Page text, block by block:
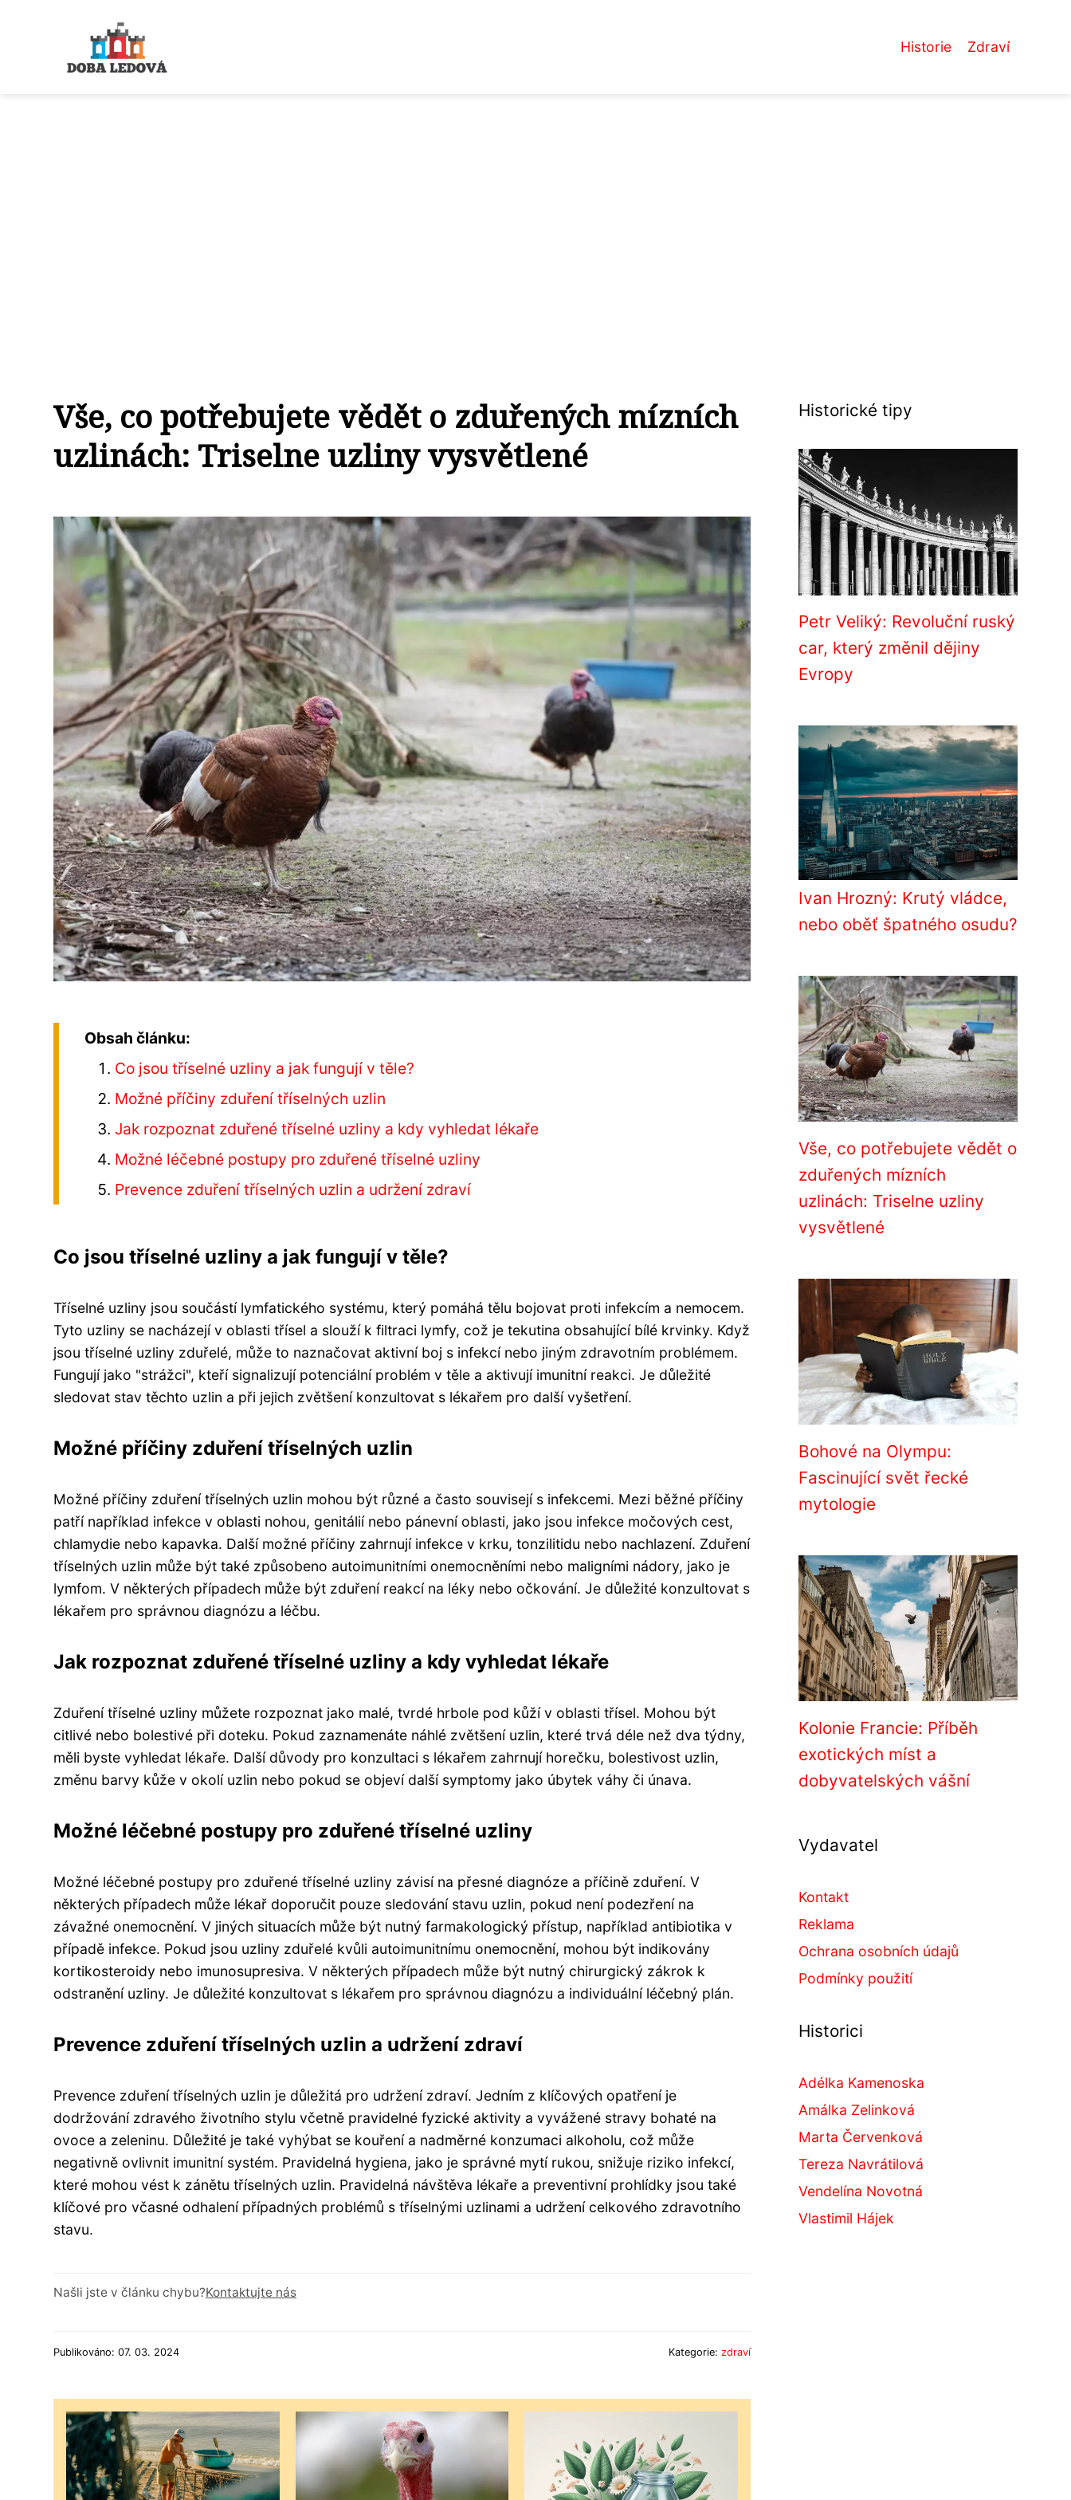
Historie Zdraví
Vše, co potřebujete vědět o zduřených mízních
uzlinách: Triselne uzliny vysvětlené
Obsah článku:
Co jsou tříselné uzliny a jak fungují v těle?
Možné příčiny zduření tříselných uzlin
Jak rozpoznat zduřené tříselné uzliny a kdy vyhledat lékaře
Možné léčebné postupy pro zduřené tříselné uzliny
Prevence zduření tříselných uzlin a udržení zdraví
Co jsou tříselné uzliny a jak fungují v těle?
Tříselné uzliny jsou součástí lymfatického systému, který pomáhá tělu bojovat proti infekcím a nemocem.
Tyto uzliny se nacházejí v oblasti třísel a slouží k filtraci lymfy, což je tekutina obsahující bílé krvinky. Když
jsou tříselné uzliny zduřelé, může to naznačovat aktivní boj s infekcí nebo jiným zdravotním problémem.
Fungují jako "strážci", kteří signalizují potenciální problém v těle a aktivují imunitní reakci. Je důležité
sledovat stav těchto uzlin a při jejich zvětšení konzultovat s lékařem pro další vyšetření.
Možné příčiny zduření tříselných uzlin
Možné příčiny zduření tříselných uzlin mohou být různé a často souvisejí s infekcemi. Mezi běžné příčiny
patří například infekce v oblasti nohou, genitálií nebo pánevní oblasti, jako jsou infekce močových cest,
chlamydie nebo kapavka. Další možné příčiny zahrnují infekce v krku, tonzilitidu nebo nachlazení. Zduření
tříselných uzlin může být také způsobeno autoimunitními onemocněními nebo maligními nádory, jako je
lymfom. V některých případech může být zduření reakcí na léky nebo očkování. Je důležité konzultovat s
lékařem pro správnou diagnózu a léčbu.
Jak rozpoznat zduřené tříselné uzliny a kdy vyhledat lékaře
Zduření tříselné uzliny můžete rozpoznat jako malé, tvrdé hrbole pod kůží v oblasti třísel. Mohou být
citlivé nebo bolestivé při doteku. Pokud zaznamenáte náhlé zvětšení uzlin, které trvá déle než dva týdny,
měli byste vyhledat lékaře. Další důvody pro konzultaci s lékařem zahrnují horečku, bolestivost uzlin,
změnu barvy kůže v okolí uzlin nebo pokud se objeví další symptomy jako úbytek váhy či únava.
Možné léčebné postupy pro zduřené tříselné uzliny
Možné léčebné postupy pro zduřené tříselné uzliny závisí na přesné diagnóze a příčině zduření. V
některých případech může lékař doporučit pouze sledování stavu uzlin, pokud není podezření na
závažné onemocnění. V jiných situacích může být nutný farmakologický přístup, například antibiotika v
případě infekce. Pokud jsou uzliny zduřelé kvůli autoimunitnímu onemocnění, mohou být indikovány
kortikosteroidy nebo imunosupresiva. V některých případech může být nutný chirurgický zákrok k
odstranění uzliny. Je důležité konzultovat s lékařem pro správnou diagnózu a individuální léčebný plán.
Prevence zduření tříselných uzlin a udržení zdraví
Prevence zduření tříselných uzlin je důležitá pro udržení zdraví. Jedním z klíčových opatření je
dodržování zdravého životního stylu včetně pravidelné fyzické aktivity a vyvážené stravy bohaté na
ovoce a zeleninu. Důležité je také vyhýbat se kouření a nadměrné konzumaci alkoholu, což může
negativně ovlivnit imunitní systém. Pravidelná hygiena, jako je správné mytí rukou, snižuje riziko infekcí,
které mohou vést k zánětu tříselných uzlin. Pravidelná návštěva lékaře a preventivní prohlídky jsou také
klíčové pro včasné odhalení případných problémů s tříselnými uzlinami a udržení celkového zdravotního
stavu.
Našli jste v článku chybu?Kontaktujte nás
Publikováno: 07. 03. 2024 Kategorie: zdraví
Historické tipy
Petr Veliký: Revoluční ruský
car, který změnil dějiny
Evropy
Ivan Hrozný: Krutý vládce,
nebo oběť špatného osudu?
Vše, co potřebujete vědět o
zduřených mízních
uzlinách: Triselne uzliny
vysvětlené
Bohové na Olympu:
Fascinující svět řecké
mytologie
Kolonie Francie: Příběh
exotických míst a
dobyvatelských vášní
Vydavatel
Kontakt
Reklama
Ochrana osobních údajů
Podmínky použití
Historici
Adélka Kamenoska
Amálka Zelinková
Marta Červenková
Tereza Navrátilová
Vendelína Novotná
Vlastimil Hájek